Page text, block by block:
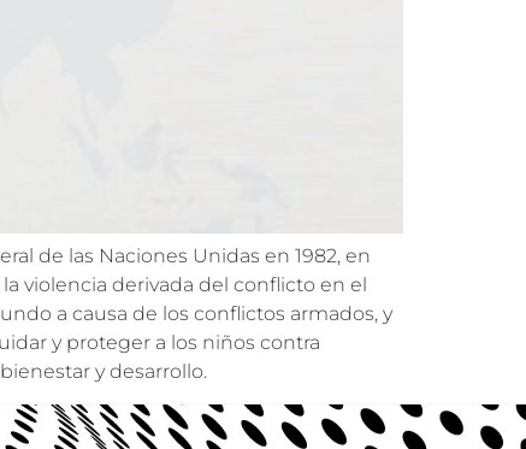
de las Naciones Unidas en 1982, en
violencia derivada del conflicto en el
a causa de los conflictos armados, y
y proteger a los niños contra
y desarrollo.